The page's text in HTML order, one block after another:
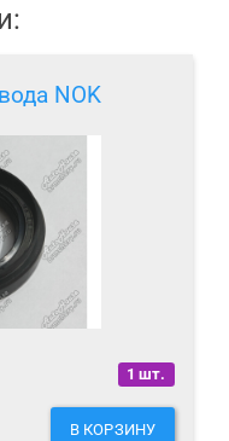
NOK
1 шт.
В КОРЗИНУ